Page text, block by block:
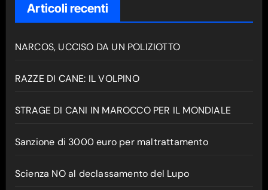
Articoli recenti
NARCOS, UCCISO DA UN POLIZIOTTO
RAZZE DI CANE: IL VOLPINO
STRAGE DI CANI IN MAROCCO PER IL MONDIALE
Sanzione di 3000 euro per maltrattamento
Scienza NO al declassamento del Lupo